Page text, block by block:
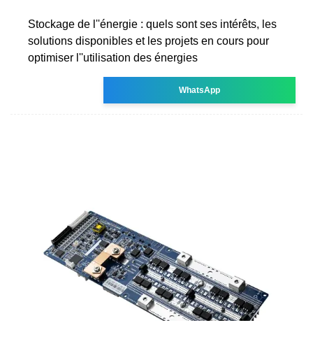
Stockage de l''énergie : quels sont ses intérêts, les
solutions disponibles et les projets en cours pour
optimiser l''utilisation des énergies
WhatsApp